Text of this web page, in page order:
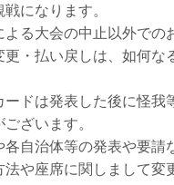
になります。
る大会の中止以外での
更・払い戻しは、如何な
ドは発表した後に怪我
ざいます。
各自治体等の発表や要請
や座席に関しまして変